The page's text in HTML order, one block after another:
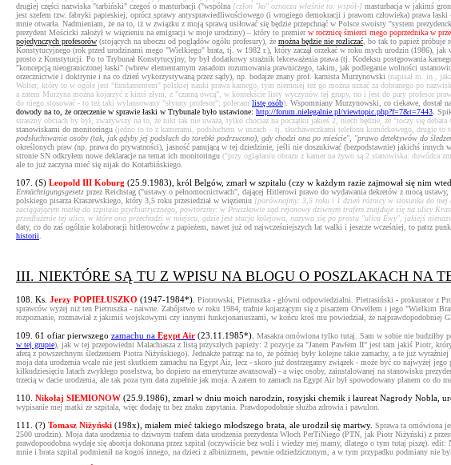
drugiej części nazwiska "tarbiński" czegoś o masturbacji ("wspólna [człon "ko" oznacza właśnie to: współ-] masturbacja w jakimś
jest szefem tzw. fabryki papieskiej; oprócz sprawy antysprawiedliwościowego (i wrogiego demokracji i prawom człowieka) prawa
mnie otwarła. Nadmieniam, że na to, iż w związku z moją sprawą usiłować się będzie przepchnąć w Polsce swoisty "system
prezydent Mościcki założył w więzieniu na emigracji w moje urodziny) – który to premierw rocznicę śmierci mego poprzednika w
pojedynczych profesorów (stojących na uboczu od poglądów ogółu profesury), że można będzie nie rozliczać , bo tak to papież
Konstytucyjnego (rok przed urodzinami mego "Wielkiego" brata, tj. w 1982 r.), który zaczął orzekać w roku mych urodzin (1986),
prosto z Konstytucji. Po to Trybunał Konstytucyjny, by był dodatkowy strażnik lekceważenia prawa (tj. Kodeksu postępowania
"koncepcją nieograniczonej łaski" (wbrew elementarnym zasadom rozumowania prawniczego, takim, jak podleganie wolności
orzecznictwie i doktrynie i na co dzień wykorzystywaną przez sądy), np. bodajże znany prof. karnista Murzynowski (napisał m. in.,
Wolter, który to w ogóle jest "fundamentem" polskiej nauki prawa karnego, tym niemniej też go można uznać za dobranego po
a zatem Murzyna można kojarzyć z kimś złym, z "czarną owcą", w kontekście listy wyczynów tej grupy, no i jest do pary profesor
do niego stosować - to też taki wylansowany "słynny profesor"; polecam listę osób) . Wspomniany Murzynowski, co ciekawe, dostał
dowody na to, że orzeczenie w sprawie łaski w Trybunale było ustawione: http://forum.nielegalnie.pl/viewtopic.php?f=7&t=7443
straszny obciach by był, zważywszy na to, że nikt tak nie uważa, tylko chociaż na początku jakieś 2, niech będzie, że "toczy się debata
stanowiskami do monitoringu (jedno to to z kamerami, podsłuchem w uszach – tj. słuchaweczkami telefonu komórkowego, drugie
podsłuchiwania osoby (tak, jak gdyby jej podsłuch do torebki podrzucono), gdy chodzi ona po mieście", "prawo detektywów do
określonych praw (np. prawa do prywatności), jasność panującą w tej dziedzinie, jeśli nie doszukiwać (bezpodstawnie) jakichś
stronie SN odkryłem nowe deklaracje na temat ich monitoringu ("przy oglądaniu obrazu z kamer na żywo są 2 stanowiska: dowódca
ale to już zaczyna mieć się nijak do Kotarbińskiego.
107. (S) Leopold III Koburg (25.9.1983), król Belgów, zmarł w szpitalu (czy w każdym razie zajmował się nim
Ermächtigungsgesetz przez Reichstag ("ustawy o pełnomocnictwach", dającej Hitlerowi prawo do wydawania dekretów z mocą
polskiego pisarza Kraszewskiego, który 3,5 roku przesiedział w więzieniu [porównajmy: 3,5 roku i 1 dzień różnicy w stosunku do
zaciągającym matkę do szpitala psychiatrycznego, powtórzmy: w Pruszkowie sąd rejonowy dziwnym trafem znajduje się na ulicy
przedłużenie tej ulicy, w które ona przechodzi w miejscu, gdzie jest stacja kolejowa, nazywa się po prostu "ulica Ewy", jakiejś
daty, co do zaś ogólnie kolaboracji hitlerowców z papieżem, nawet już od najwcześniejszych lat walki i jeszcze wcześniej, to patrz
historii
III. NIEKTÓRE SĄ TU Z WPISU NA BLOGU O POSZLAKACH NA
108. Ks. Jerzy POPIEŁUSZKO (1947-1984*). Piotrowski, Pietruszka - główni odpowiedzialni. Pietrasiński - prokurator z
sprawców wyżej niż ten Pietruszka - naiwne. Zabójstwo w roku 1984, trafnie kojarzącym się z pisarzem Orwellem i jego "Wielkim
rozpoznanie, rozmawiał z jakimiś wojskowymi czy innymi funkcjonariuszami, w końcu ktoś mu powiedział, że najprawdopodobniej
109. 61 ofiar pierwszego zamachu na Egypt Air (23.11.1985*). Masakra omówiona tylko tutaj. Sam w sobie nie budziłby
w tej grupie), jak w tej przepowiedni Malachiasza z listą przyszłych papieży: 2 pozycje za "Janem Pawłem II" jest tam jakiś Piotr,
aferą z powszechnym śledzeniem Piotra Niżyńskiego). Jednakże patrząc na to, że później były kolejne takie zamachy, a te już
moja data urodzenia wcale nie jest skutkiem zamachu na Egypt Air, lecz - skoro już dostrzegamy związek - może być co najwyżej
kilkudziesięciu latach zwykłego poselstwa, bo dopiero na emeryturze awansował) - a więc osoby, zainstalowanej na stanowisku
trzecią w dacie urodzenia, ale tak poza tym data zupełnie jak moja. A zatem to zamach na Egypt Air był spowodowany planem co do
110. Nikołaj SIEMIONOW (25.9.1986), zmarł w dniu moich narodzin, rosyjski chemik i laureat Nagrody Nobla,
wypisanie mej matki ze szpitala, więc dodaję tu bez znaku zapytania. Prawdopodobnie służba zdrowia i pawulon.
111. (?) Tomasz Niżyński (198x), miałem mieć takiego młodszego brata, ale urodził się martwy. Sprawa ta omówiona
2500 urodzin). Moja data urodzenia to dziwnym trafem data urodzenia prezydenta Włoch PerTiNiego (PTN, jak Piotr Niżyński) z
prawdopoodobna wydaje się aborcja dokonana przez szpital (oczywiście bez woli i wiedzy mej mamy, dlatego o tym tutaj piszę).
mnie i brata szpital podmienił na kogoś innego, na dzieci z albinizmem, pewnie odziedziczonym, a w tym przypadku podmiany nie